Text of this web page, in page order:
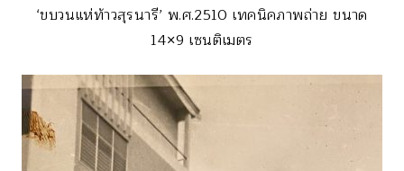
‘ขบวนแห่ท้าวสุรนารี’ พ.ศ.2510 เทคนิคภาพถ่าย ขนาด
14×9 เซนติเมตร